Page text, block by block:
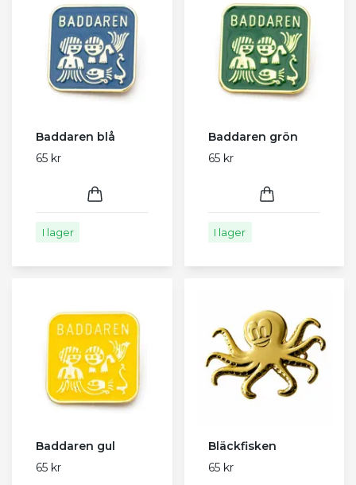
Baddaren blå
65 kr
I lager
Baddaren grön
65 kr
I lager
Baddaren gul
65 kr
Bläckfisken
65 kr